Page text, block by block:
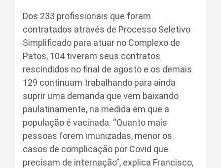
Dos 233 profissionais que foram
contratados através de Processo Seletivo
Simplificado para atuar no Complexo de
Patos, 104 tiveram seus contratos
rescindidos no final de agosto e os demais
129 continuam trabalhando para ainda
suprir uma demanda que vem baixando
paulatinamente, na medida em que a
população é vacinada. “Quanto mais
pessoas forem imunizadas, menor os
casos de complicação por Covid que
precisam de internação”, explica Francisco,